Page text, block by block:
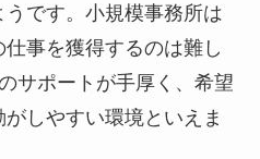
です。小規模事務所は
事を獲得するのは難し
サポートが手厚く、希望
しやすい環境といえま